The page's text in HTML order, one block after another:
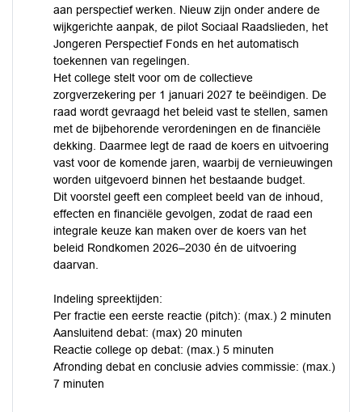
aan perspectief werken. Nieuw zijn onder andere de
wijkgerichte aanpak, de pilot Sociaal Raadslieden, het
Jongeren Perspectief Fonds en het automatisch
toekennen van regelingen.
Het college stelt voor om de collectieve
zorgverzekering per 1 januari 2027 te beëindigen. De
raad wordt gevraagd het beleid vast te stellen, samen
met de bijbehorende verordeningen en de financiële
dekking. Daarmee legt de raad de koers en uitvoering
vast voor de komende jaren, waarbij de vernieuwingen
worden uitgevoerd binnen het bestaande budget.
Dit voorstel geeft een compleet beeld van de inhoud,
effecten en financiële gevolgen, zodat de raad een
integrale keuze kan maken over de koers van het
beleid Rondkomen 2026–2030 én de uitvoering
daarvan.
Indeling spreektijden:
Per fractie een eerste reactie (pitch): (max.) 2 minuten
Aansluitend debat: (max) 20 minuten
Reactie college op debat: (max.) 5 minuten
Afronding debat en conclusie advies commissie: (max.)
7 minuten